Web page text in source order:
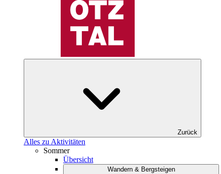
Zurück
Alles zu Aktivitäten
Sommer
Übersicht
Wandern & Bergsteigen